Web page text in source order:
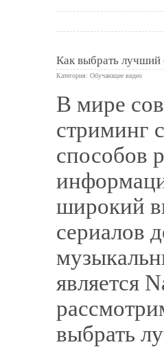
Как выбрать лучший
Категория: Обучающее видео
В мире
стриминг
способов
широкий
сериалов
является
выбрать